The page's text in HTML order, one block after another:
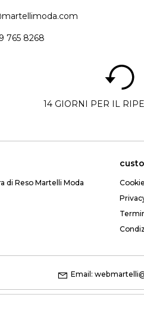
765 8268
14 GIORNI PER IL
di Reso Martelli Moda
Email: